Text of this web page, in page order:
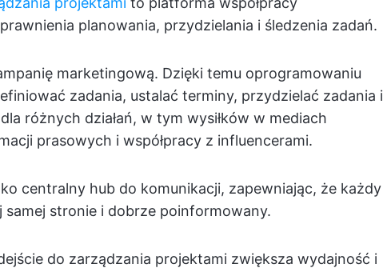
planowania, przydzielania i śledzenia zadań.
marketingową. Dzięki temu oprogramowaniu
zadania, ustalać terminy, przydzielać zadania i
różnych działań, w tym wysiłków w mediach
prasowych i współpracy z influencerami.
centralny hub do komunikacji, zapewniając, że każdy
samej stronie i dobrze poinformowany.
do zarządzania projektami zwiększa wydajność i